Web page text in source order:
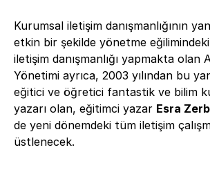
Kurumsal iletişim danışmanlığının
etkin bir şekilde yönetme
iletişim danışmanlığı yapmakta olan
Yönetimi ayrıca, 2003 yılından bu
eğitici ve öğretici fantastik ve bilim
yazarı olan, eğitimci yazar Esra
de yeni dönemdeki tüm iletişim
üstlenecek.